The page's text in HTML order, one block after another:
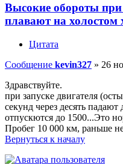
Высокие обороты при
плавают на холостом
Цитата
Сообщение kevin327 » 26
Здравствуйте.
при запуске двигателя
секунд через десять
отпускются до 1500...Это
Пробег 10 000 км, раньше
Вернуться к началу